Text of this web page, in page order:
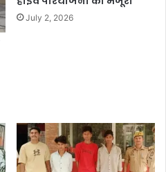
July 2, 2026